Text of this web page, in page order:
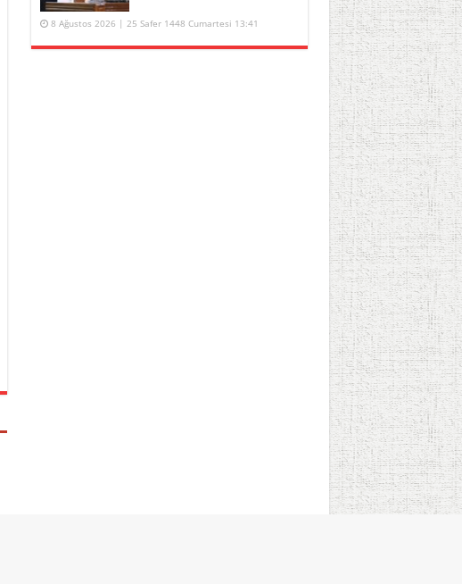
8 Ağustos 2026 | 25 Safer 1448 Cumartesi 13:41